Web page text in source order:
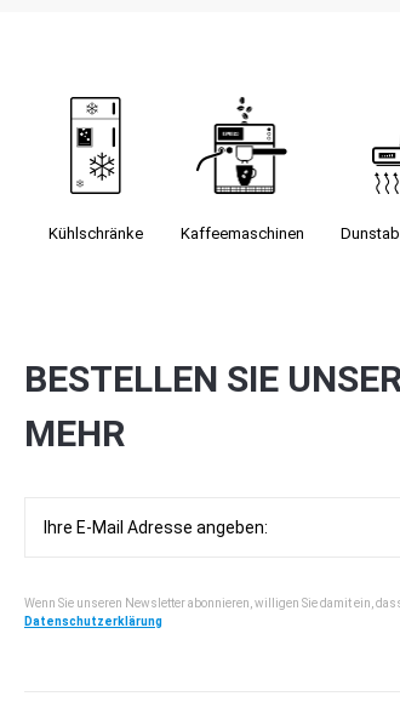
Kühlschränke Kaffee­maschinen
BESTELLEN SIE
MEHR
Wenn Sie unseren Newsletter abonnieren, willigen Sie damit ein,
Datenschutzerklärung